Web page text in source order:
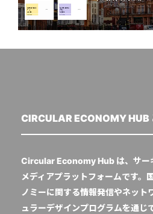
CIRCULAR ECONOMY HUB
Circular Economy Hub は、サー
メディアプラットフォームです。
ノミーに関する情報発信やネット
ュラーデザインプログラムを通じ